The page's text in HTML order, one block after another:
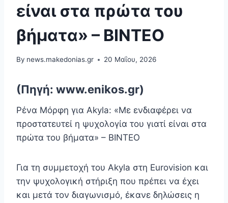
είναι στα πρώτα του
βήματα» – ΒΙΝΤΕΟ
By news.makedonias.gr 20 Μαΐου, 2026
(Πηγή: www.enikos.gr)
Ρένα Μόρφη για Akyla: «Με ενδιαφέρει να
προστατευτεί η ψυχολογία του γιατί είναι στα
πρώτα του βήματα» – ΒΙΝΤΕΟ
Για τη συμμετοχή του Akyla στη Eurovision και
την ψυχολογική στήριξη που πρέπει να έχει
και μετά τον διαγωνισμό, έκανε δηλώσεις η